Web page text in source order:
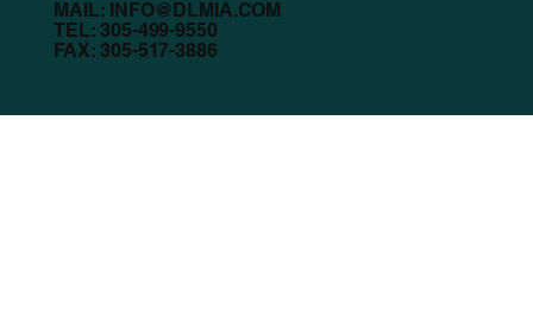
MAIL: INFO@DLMIA.COM
TEL: 305-499-9550
FAX: 305-517-3886